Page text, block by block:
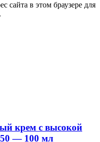
сайта в этом браузере для
крем с высокой
50 — 100 мл